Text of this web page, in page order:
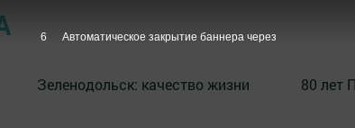
⁠Зеленодольск: качество жизни 80 лет
5 Автоматическое закрытие баннера через